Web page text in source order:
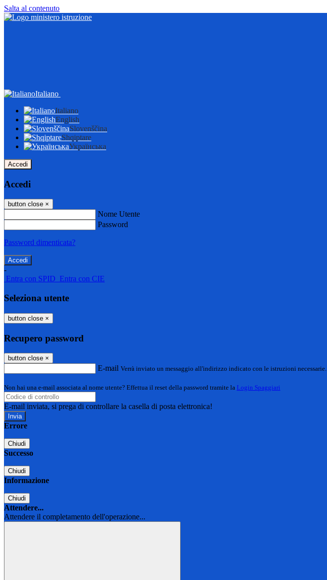
Salta al contenuto
Italiano
Italiano
English
Slovenščina
Shqiptare
Українська
Accedi
Accedi
button close ×
Nome Utente
Password
Password dimenticata?
-
Entra con SPID Entra con CIE
Seleziona utente
button close ×
Recupero password
button close ×
E-mail Verrà inviato un messaggio all'indirizzo indicato con le istruzioni necessarie.
Non hai una e-mail associata al nome utente? Effettua il reset della password tramite la Login Spaggiari
E-mail inviata, si prega di controllare la casella di posta elettronica!
Errore
Chiudi
Successo
Chiudi
Informazione
Chiudi
Attendere...
Attendere il completamento dell'operazione...